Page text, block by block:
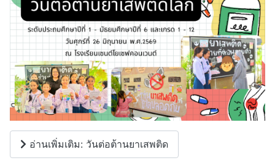
อ่านเพิ่มเติม: วันต่อต้านยาเสพติด